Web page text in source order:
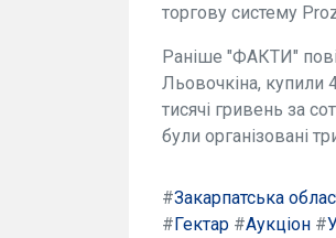
торгову систему
Раніше "ФАКТИ"
Льовочкіна, купили
тисячі гривень за
були організовані
#Закарпатська
#Гектар #Аукціон #